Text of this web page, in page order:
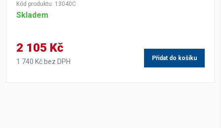
Kód produktu: 13040C
Skladem
2 105 Kč
1 740 Kč bez DPH Přidat do košíku